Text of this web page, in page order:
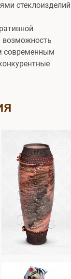
стеклоизделий
возможность
современным